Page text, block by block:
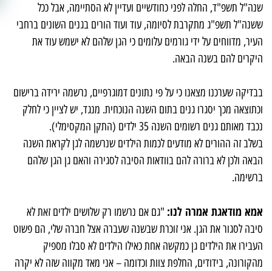
שנה"ל תשפ"ד, החלה לפני כחודשיים ועדיין לא הסתיימה, אבל ככל
ששנה"ל תשפ"ג מתקרבת לסיומה, עוד ועוד הורים בגנים השונים ברחבי
העיר, מדווחים על ידי גורמים עלומים כי הגן שלהם לא ישמש עוד את
היקרים להם בשנה הבאה.
בבדיקה שערכנו מצאנו כי על פי נתונים דמוגרפיים, נרשמה ירידה ברישום
וכתוצאה מכך יסגרו גנים בתום השנה הנוכחית. מנגד, יש לציין כי לחלק
נכבד מאותם גנים רשומים השנה 35 ילדים
)התקן המקסימלי).
בשלב זה ההורים לא מודעים לכמות הילדים שנרשמה לגן לקראת השנה
הבאה ולכן לא ברורה להם בוודאות הסיבה לסגירה והאם גן הגן שלהם
ברשימה.
אמא מודאגת אמרה לנו: "גם אם נרשמו רק שלושים ילדים זאת לא
סיבה לסגור את הגן. אני זוכרת שבשנה שעברה אצל חברה שלי, הם פשוט
העבירו את הילדים גן כמקשה אחת כאילו הילדים לא סבלו מספיק
מהקורונה, בידודים, החלפת צוות וכדומה – אני מאד מקווה שזה לא יקרה